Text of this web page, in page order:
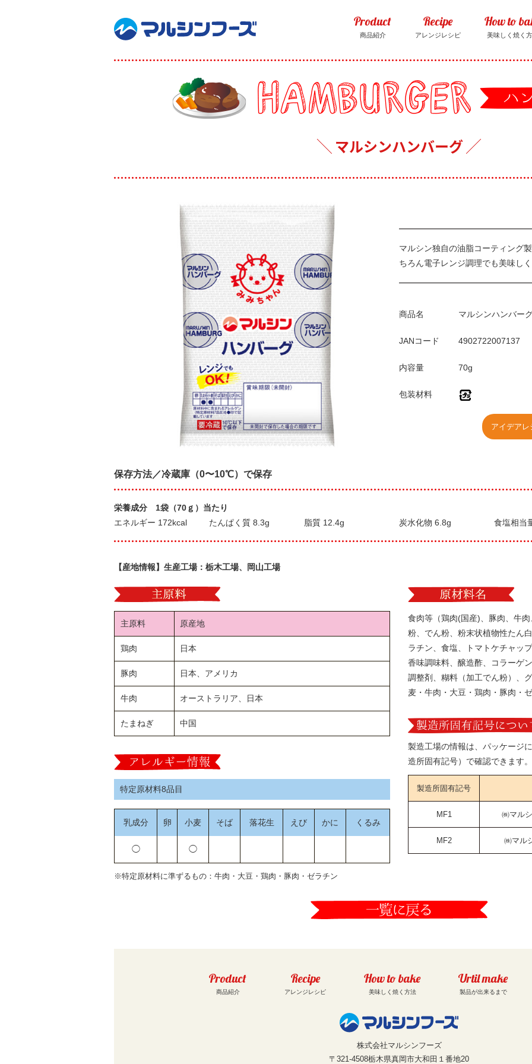
Product
商品紹介
Recipe
アレンジレシピ
How to
美味しく焼く
マルシンハンバーグ
マルシン独自の油脂コーティング
ちろん電子レンジ調理でも美味しく
商品名 マルシンハンバー
JANコード 4902722007137
内容量 70g
包装材料
アイデアレ
保存方法／冷蔵庫（0〜10℃）で保存
栄養成分 1袋（70ｇ）当たり
エネルギー 172kcal
たんぱく質 8.3g 脂質 12.4g 炭水化物 6.8g 食塩相当
【産地情報】生産工場：栃木工場、岡山工場
主原料 原産地
鶏肉 日本
豚肉 日本、アメリカ
牛肉 オーストラリア、日本
たまねぎ 中国
特定原材料8品目
乳成分 卵 小麦 そば 落花生 えび かに くるみ
◯ ◯
※特定原材料に準ずるもの：牛肉・大豆・鶏肉・豚肉・ゼラチン
食肉等（鶏肉(国産)、豚肉、牛
粉、でん粉、粉末状植物性たん
ラチン、食塩、トマトケチャッ
香味調味料、醸造酢、コラーゲ
調整剤、糊料（加工でん粉）、
麦・牛肉・大豆・鶏肉・豚肉・
製造工場の情報は、パッケージ
造所固有記号）で確認できます。
製造所固有記号
MF1 ㈱マル
MF2 ㈱マル
Product
商品紹介
Recipe
アレンジレシピ
How to bake
美味しく焼く方法
Urtil make
製品が出来るまで
株式会社マルシンフーズ
〒321-4508栃木県真岡市大和田１番地20